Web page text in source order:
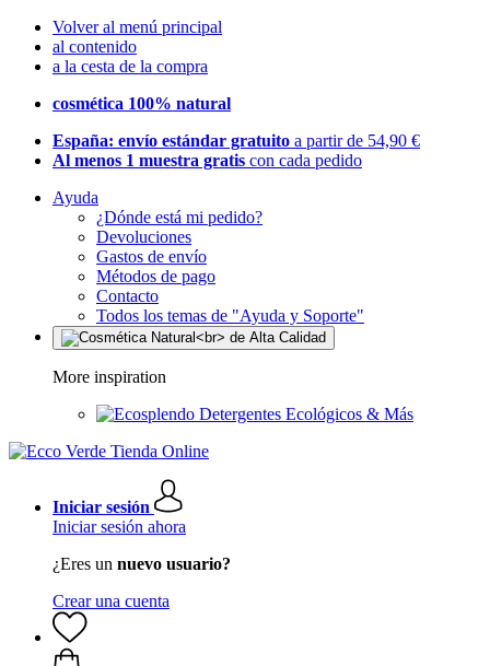
Volver al menú principal
al contenido
a la cesta de la compra
cosmética 100% natural
España: envío estándar gratuito a partir de 54,90 €
Al menos 1 muestra gratis con cada pedido
Ayuda
¿Dónde está mi pedido?
Devoluciones
Gastos de envío
Métodos de pago
Contacto
Todos los temas de "Ayuda y Soporte"
More inspiration
Detergentes Ecológicos & Más
Iniciar sesión
Iniciar sesión ahora
¿Eres un nuevo usuario?
Crear una cuenta